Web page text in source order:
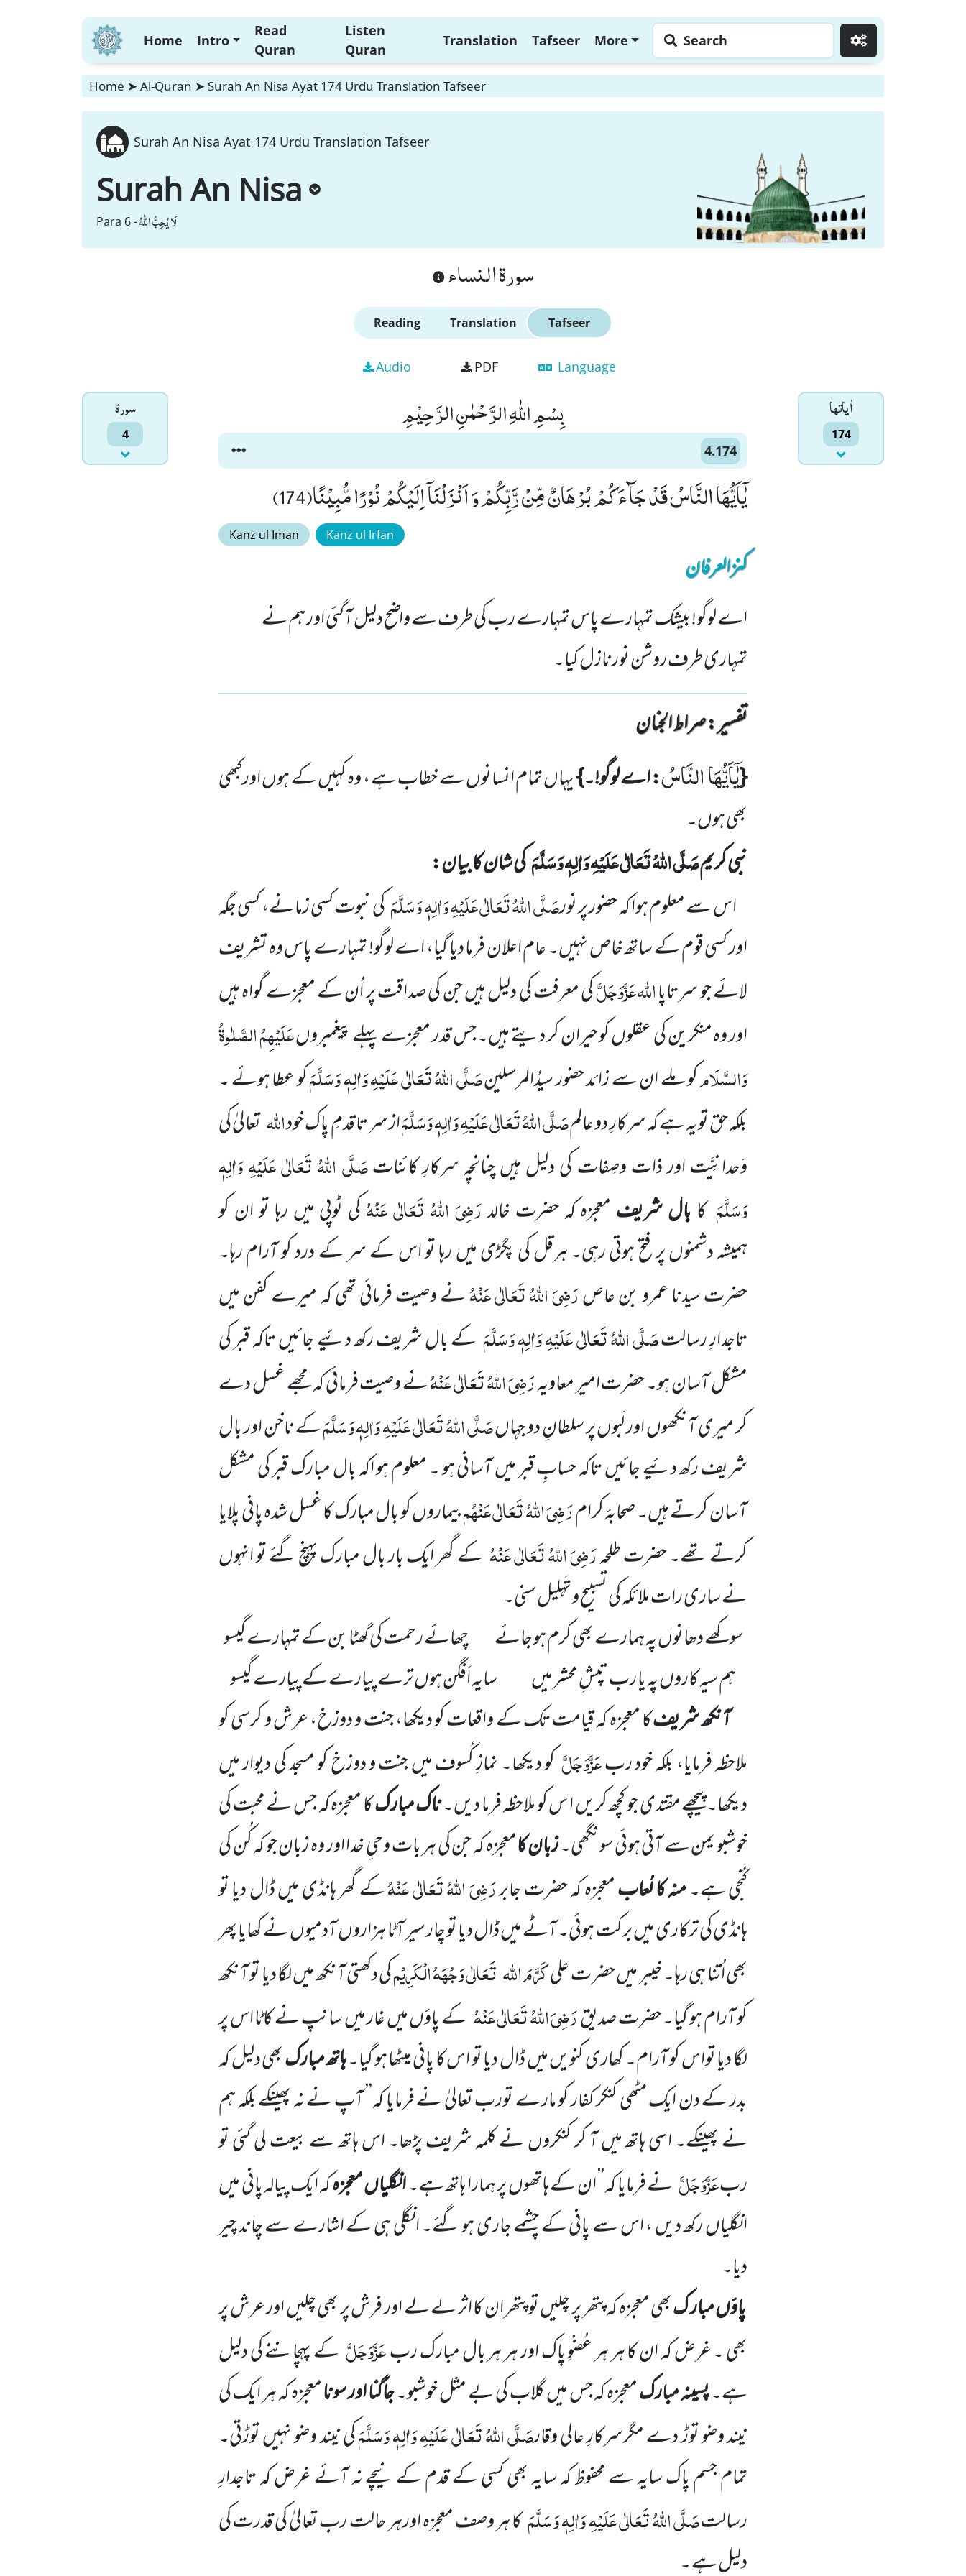
Home Intro
Read
Quran
Listen
Quran
Translation Tafseer More Search
Home ➤ Al-Quran ➤ Surah An Nisa Ayat 174 Urdu Translation Tafseer
Surah An Nisa Ayat 174 Urdu Translation Tafseer
Surah An Nisa
Para 6 -لَا یُحِبُّ اللّٰهُ
سورة النساء
Reading Translation Tafseer
Audio PDF Language
سورۃ
4
اٰياتها
174
بِسْمِ اللّٰهِ الرَّحْمٰنِ الرَّحِیْمِ
4.174
یٰۤاَیُّهَا النَّاسُ قَدْ جَآءَكُمْ بُرْهَانٌ مِّنْ رَّبِّكُمْ وَ اَنْزَلْنَاۤ اِلَیْكُمْ نُوْرًا مُّبِیْنًا(174)
Kanz ul Iman Kanz ul Irfan
کنزالعرفان
اے لوگو! بیشک تمہارے پاس تمہارے رب کی طرف سے واضح دلیل آگئی اور ہم نے
تمہاری طرف روشن نورنازل کیا۔
تفسیر : ‎صراط الجنان
{یٰۤاَیُّهَا النَّاسُ: اے لوگو!۔}یہاں تمام انسانوں سے خطاب ہے ، وہ کہیں کے ہوں اورکبھی
بھی ہوں۔
نبی کریمصَلَّی اللہُ تَعَالٰی عَلَیْہِ وَاٰلِہٖ وَسَلَّمَکی شان کا بیان:
اس سے معلوم ہوا کہ حضور پر نورصَلَّی اللہُ تَعَالٰی عَلَیْہِ وَاٰلِہٖ وَسَلَّمَکی نبوت کسی زمانے، کسی جگہ
اور کسی قوم کے ساتھ خاص نہیں۔ عام اعلان فرما دیا گیا، اے لوگو! تمہارے پاس وہ تشریف
لائے جو سرتاپااللہعَزَّوَجَلَّکی معرفت کی دلیل ہیں جن کی صداقت پر اُن کے معجزے گواہ ہیں
اور وہ منکرین کی عقلوں کو حیران کر دیتے ہیں۔ جس قدر معجزے پہلے پیغمبروںعَلَیْہِمُ الصَّلٰوۃُ
وَالسَّلَامکو ملے ان سے زائد حضور سیدُالمرسلینصَلَّی اللہُ تَعَالٰی عَلَیْہِ وَاٰلِہٖ وَسَلَّمَکو عطا ہوئے ۔
بلکہ حق تو یہ ہے کہ سرکارِ دو عالمصَلَّی اللہُ تَعَالٰی عَلَیْہِ وَاٰلِہٖ وَسَلَّمَاز سر تا قدمِ پاک خوداللہتعالیٰ کی
وَحدانِیَّت اور ذات وصِفات کی دلیل ہیں چنانچہ سرکارِ کائناتصَلَّی اللہُ تَعَالٰی عَلَیْہِ وَاٰلِہٖ
وَسَلَّمَ کابال شریفمعجزہ کہ حضرت خالدرَضِیَ اللہُ تَعَالٰی عَنْہُکی ٹوپی میں رہا تو ان کو
ہمیشہ دشمنوں پر فتح ہوتی رہی۔ ہرقل کی پگڑی میں رہا تو اس کے سر کے درد کو آرام رہا۔
حضرت سیدنا عمرو بن عاصرَضِیَ اللہُ تَعَالٰی عَنْہُنے وصیت فرمائی تھی کہ میرے کفن میں
تاجدارِ رسالتصَلَّی اللہُ تَعَالٰی عَلَیْہِ وَاٰلِہٖ وَسَلَّمَ کے بال شریف رکھ دئیے جائیں تاکہ قبر کی
مشکل آسان ہو۔ حضرت امیر معاویہرَضِیَ اللہُ تَعَالٰی عَنْہُنے وصیت فرمائی کہ مجھے غسل دے
کر میری آنکھوں اور لَبوں پر سلطانِ دو جہاںصَلَّی اللہُ تَعَالٰی عَلَیْہِ وَاٰلِہٖ وَسَلَّمَکے ناخن اور بال
شریف رکھ دئیے جائیں تاکہ حسابِ قبر میں آسانی ہو ۔ معلوم ہو اکہ بال مبارک قبر کی مشکل
آسان کرتے ہیں۔ صحابۂ کرامرَضِیَ اللہُ تَعَالٰی عَنْہُمبیماروں کو بال مبارک کا غسل شدہ پانی پلایا
کرتے تھے۔ حضرت طلحہرَضِیَ اللہُ تَعَالٰی عَنْہُ کے گھر ایک بار بال مبارک پہنچ گئے تو انہوں
نے ساری رات ملائکہ کی تسبیح و تَہلیل سنی۔
سوکھے دھانوں پہ ہمارے بھی کرم ہو جائے چھائے رحمت کی گھٹا بن کے تمہارے گیسو
ہم سیہ کاروں پہ یا رب تپشِ محشر میں سایہ اَفگن ہوں ترے پیارے کے پیارے گیسو
آنکھ شریفکا معجزہ کہ قیامت تک کے واقعات کو دیکھا، جنت و دوزخ، عرش و کرسی کو
ملاحظہ فرمایا، بلکہ خود ربعَزَّوَجَلَّکو دیکھا۔ نمازِ کُسوف میں جنت و دوزخ کو مسجد کی دیوار میں
دیکھا۔ پیچھے مقتدی جو کچھ کریں ا س کو ملاحظہ فرما دیں۔ناک مبارککا معجزہ کہ جس نے محبت کی
خوشبو یمن سے آتی ہوئی سونگھی۔زبان کامعجزہ کہ جن کی ہر بات وحیِ خدا اور وہ زبان جو کہ کُن کی
کُنجی ہے۔منہ کا لُعابمعجزہ کہ حضرت جابررَضِیَ اللہُ تَعَالٰی عَنْہُکے گھر ہانڈی میں ڈال دیا تو
ہانڈی کی ترکاری میں برکت ہوئی۔ آٹے میں ڈال دیا تو چار سیر آٹا ہزاروں آدمیوں نے کھایا پھر
بھی اُتنا ہی رہا۔ خیبر میں حضر ت علیکَرَّمَ اللہتَعَالٰی وَجْہَہُ الْکَرِیْمکی دکھتی آنکھ میں لگا دیا تو آنکھ
کو آرام ہو گیا۔ حضرت صدیقرَضِیَ اللہُ تَعَالٰی عَنْہُ کے پاؤں میں غار میں سانپ نے کاٹا اس پر
لگا دیا تواس کو آرام۔ کھاری کنویں میں ڈال دیا تو اس کا پانی میٹھا ہو گیا۔ہاتھ مبارکبھی دلیل کہ
بدر کے دن ایک مٹھی کنکر کفار کو مارے تورب تعالیٰ نے فرمایا کہ’’ آپ نے نہ پھینکے بلکہ ہم
نے پھینکے۔ اسی ہاتھ میں آ کر کنکروں نے کلمہ شریف پڑھا۔ اس ہاتھ سے بیعت لی گئی تو
ربعَزَّوَجَلَّنے فرمایا کہ’’ ان کے ہاتھوں پر ہمارا ہاتھ ہے۔انگلیاں معجزہکہ ایک پیالہ پانی میں
انگلیاں رکھ دیں ، اس سے پانی کے چشمے جاری ہو گئے۔ انگلی ہی کے اشارے سے چاند چیر
دیا۔
پاؤں مبار کبھی معجزہ کہ پتھر پر چلیں تو پتھر ان کا اثر لے لے اور فرش پر بھی چلیں اور عرش پر
بھی ۔ غرض کہ ان کا ہر ہر عُضْوِ پاک اور ہر ہر بال مبارک ربعَزَّوَجَلَّ کے پہچاننے کی دلیل
ہے۔پسینہ مبارکمعجزہ کہ جس میں گلاب کی بے مثل خوشبو۔جاگنا اور سونامعجزہ کہ ہر ایک کی
نیند وضو توڑ دے مگرسرکارِ عالی وقارصَلَّی اللہُ تَعَالٰی عَلَیْہِ وَاٰلِہٖ وَسَلَّمَکی نیند وضو نہیں توڑتی۔
تمام جسم پاک سایہ سے محفوظ کہ سایہ بھی کسی کے قدم کے نیچے نہ آئے غرض کہ تاجدارِ
رسالتصَلَّی اللہُ تَعَالٰی عَلَیْہِ وَاٰلِہٖ وَسَلَّمَکا ہر وصف معجزہ اورہر حالت رب تعالیٰ کی قدرت کی
دلیل ہے ۔